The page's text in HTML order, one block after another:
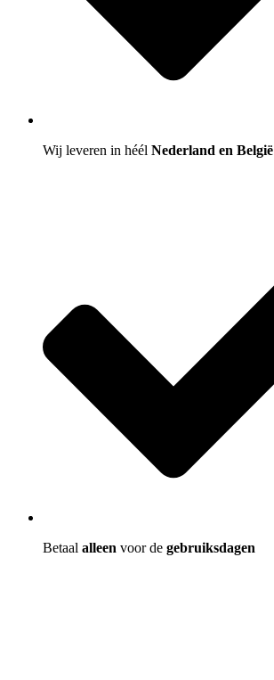
Wij leveren in héél Nederland en België
Betaal alleen voor de gebruiksdagen